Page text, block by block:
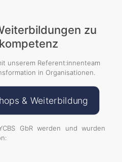
zu
unserem Referent:innenteam
in Organisationen.
& Weiterbildung
GbR werden und wurden